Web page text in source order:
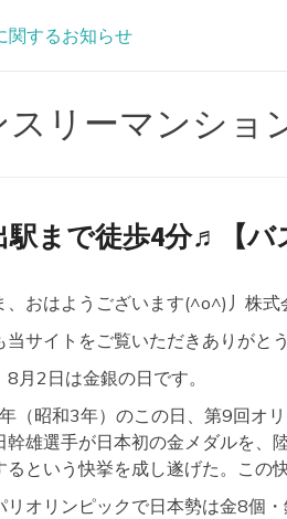
関するお知らせ
リーマンショ
駅まで徒歩4分♬【バ
、おはようございます(^o^)丿株式
当サイトをご覧いただきありがと
8月2日は金銀の日です。
（昭和3年）のこの日、第9回オ
幹雄選手が日本初の金メダルを、
るという快挙を成し遂げた。この
リオリンピックで日本勢は金8個